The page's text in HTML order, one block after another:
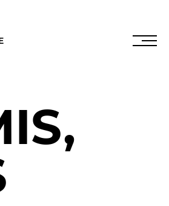
PRATIQUES
SALLES